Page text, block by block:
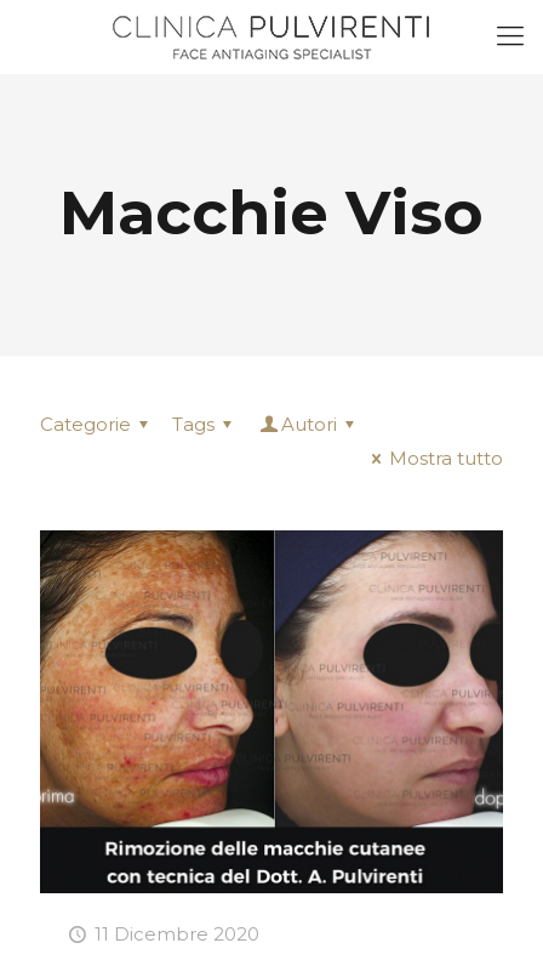
Macchie Viso
Categorie Tags
Autori
Mostra tutto
11 Dicembre 2020